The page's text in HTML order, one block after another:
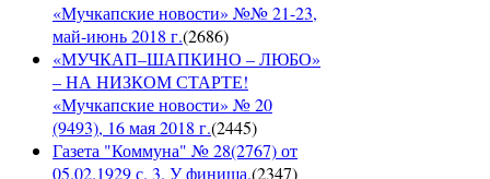
«Мучкапские новости» №№ 21-23,
май-июнь 2018 г.(2686)
«МУЧКАП–ШАПКИНО – ЛЮБО»
– НА НИЗКОМ СТАРТЕ!
«Мучкапские новости» № 20
(9493), 16 мая 2018 г.(2445)
Газета "Коммуна" № 28(2767) от
05.02.1929 с. 3. У финиша.(2347)